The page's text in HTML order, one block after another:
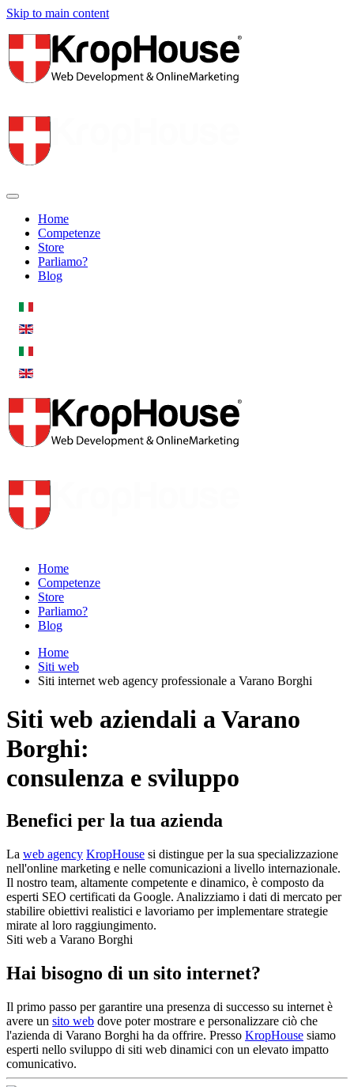
Skip to main content
Home
Competenze
Store
Parliamo?
Blog
Home
Competenze
Store
Parliamo?
Blog
Home
Siti web
Siti internet web agency professionale a Varano Borghi
Siti web aziendali a Varano
Borghi:
consulenza e sviluppo
Benefici per la tua azienda
La web agency KropHouse si distingue per la sua specializzazione
nell'online marketing e nelle comunicazioni a livello internazionale.
Il nostro team, altamente competente e dinamico, è composto da
esperti SEO certificati da Google. Analizziamo i dati di mercato per
stabilire obiettivi realistici e lavoriamo per implementare strategie
mirate al loro raggiungimento.
Siti web a Varano Borghi
Hai bisogno di un sito internet?
Il primo passo per garantire una presenza di successo su internet è
avere un sito web dove poter mostrare e personalizzare ciò che
l'azienda di Varano Borghi ha da offrire. Presso KropHouse siamo
esperti nello sviluppo di siti web dinamici con un elevato impatto
comunicativo.